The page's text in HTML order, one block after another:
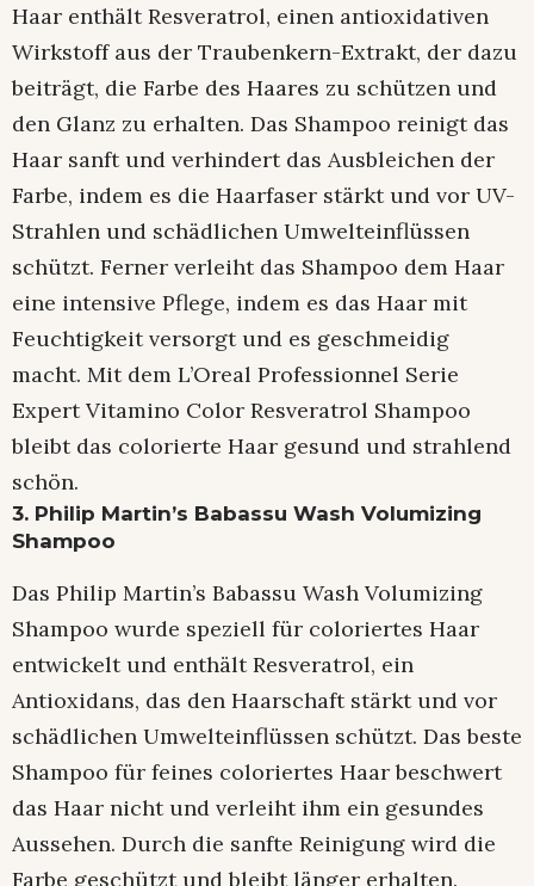
Haar enthält Resveratrol, einen antioxidativen
Wirkstoff aus der Traubenkern-Extrakt, der dazu
beiträgt, die Farbe des Haares zu schützen und
den Glanz zu erhalten. Das Shampoo reinigt das
Haar sanft und verhindert das Ausbleichen der
Farbe, indem es die Haarfaser stärkt und vor UV-
Strahlen und schädlichen Umwelteinflüssen
schützt. Ferner verleiht das Shampoo dem Haar
eine intensive Pflege, indem es das Haar mit
Feuchtigkeit versorgt und es geschmeidig
macht. Mit dem L’Oreal Professionnel Serie
Expert Vitamino Color Resveratrol Shampoo
bleibt das colorierte Haar gesund und strahlend
schön.
3. Philip Martin’s Babassu Wash Volumizing
Shampoo
Das Philip Martin’s Babassu Wash Volumizing
Shampoo wurde speziell für coloriertes Haar
entwickelt und enthält Resveratrol, ein
Antioxidans, das den Haarschaft stärkt und vor
schädlichen Umwelteinflüssen schützt. Das beste
Shampoo für feines coloriertes Haar beschwert
das Haar nicht und verleiht ihm ein gesundes
Aussehen. Durch die sanfte Reinigung wird die
Farbe geschützt und bleibt länger erhalten.